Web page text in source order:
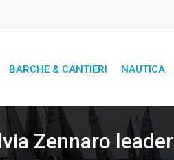
BARCHE & CANTIERI NAUTICA
Zennaro leader